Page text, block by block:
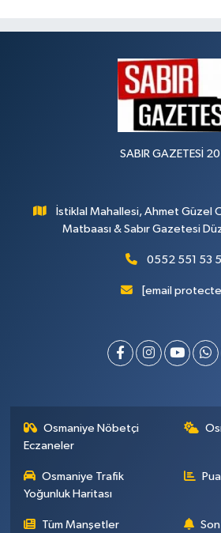
SABIR GAZETESİ
İstiklal Mahallesi, Ahmet Güzel
Matbaası & Sabır Gazetesi
0552 551 53
[email
Osmaniye Nöbetçi
Eczaneler
Osmaniye Trafik
Yoğunluk Haritası
Tüm Manşetler